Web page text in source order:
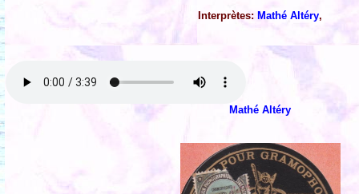
Interprètes: Mathé Altéry,
Mathé Altéry